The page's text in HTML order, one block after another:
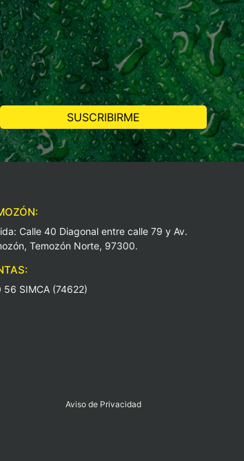
Calle 40 Diagonal entre calle 79 y Av.
Temozón Norte, 97300.
56 SIMCA (74622)
Aviso de Privacidad